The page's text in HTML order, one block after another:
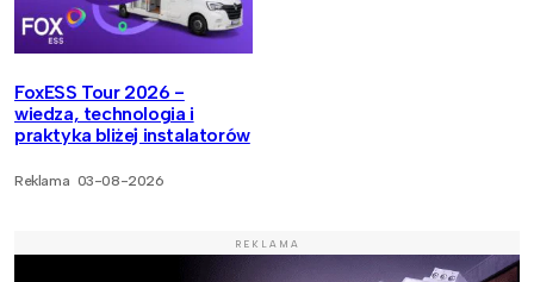
FoxESS Tour 2026 -
wiedza, technologia i
praktyka bliżej instalatorów
Reklama 03-08-2026
REKLAMA